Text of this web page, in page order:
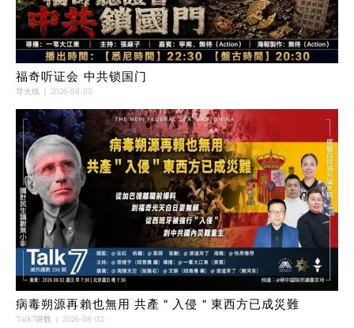
福奇听证会 中共锁国门
导火线 2026-08-03
病毒朔源再賴也無用 共產＂入侵＂東西方已成災難
Talk7讲数 2026-08-02